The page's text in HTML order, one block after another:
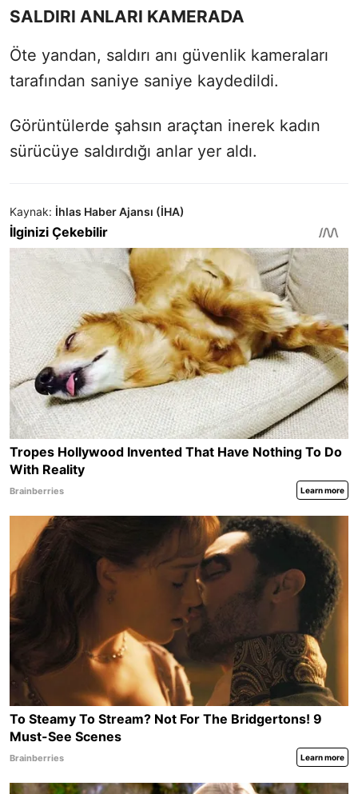
SALDIRI ANLARI KAMERADA
Öte yandan, saldırı anı güvenlik kameraları
tarafından saniye saniye kaydedildi.
Görüntülerde şahsın araçtan inerek kadın
sürücüye saldırdığı anlar yer aldı.
Kaynak: İhlas Haber Ajansı (İHA)